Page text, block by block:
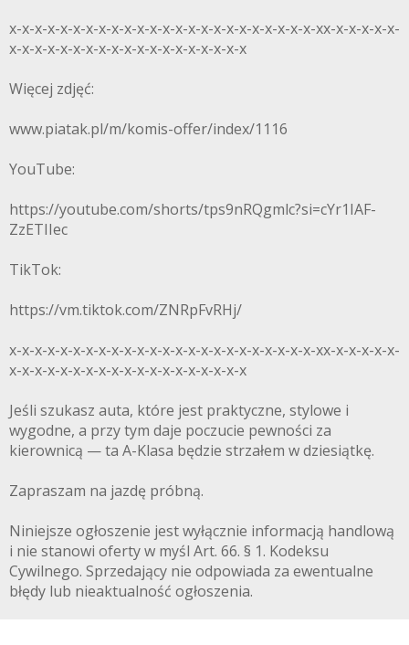
x-x-x-x-x-x-x-x-x-x-x-x-x-x-x-x-x-x-x-x-x-x-x-x-xx-x-x-x-x-x-
x-x-x-x-x-x-x-x-x-x-x-x-x-x-x-x-x-x-x
Więcej zdjęć:
www.piatak.pl/m/komis-offer/index/1116
YouTube:
https://youtube.com/shorts/tps9nRQgmlc?si=cYr1IAF-
ZzETIIec
TikTok:
https://vm.tiktok.com/ZNRpFvRHj/
x-x-x-x-x-x-x-x-x-x-x-x-x-x-x-x-x-x-x-x-x-x-x-x-xx-x-x-x-x-x-
x-x-x-x-x-x-x-x-x-x-x-x-x-x-x-x-x-x-x
Jeśli szukasz auta, które jest praktyczne, stylowe i
wygodne, a przy tym daje poczucie pewności za
kierownicą — ta A-Klasa będzie strzałem w dziesiątkę.
Zapraszam na jazdę próbną.
Niniejsze ogłoszenie jest wyłącznie informacją handlową
i nie stanowi oferty w myśl Art. 66. § 1. Kodeksu
Cywilnego. Sprzedający nie odpowiada za ewentualne
błędy lub nieaktualność ogłoszenia.